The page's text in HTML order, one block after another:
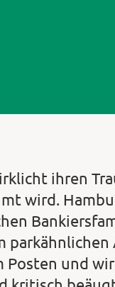
ihren
wird.
parkähnlichen
Posten und